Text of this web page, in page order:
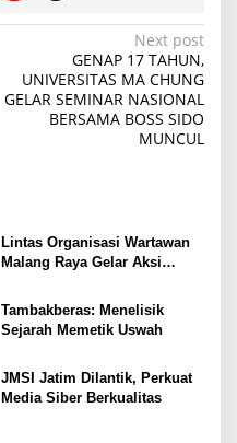
Next post
GENAP 17 TAHUN,
UNIVERSITAS MA CHUNG
GELAR SEMINAR NASIONAL
BERSAMA BOSS SIDO
MUNCUL
Lintas Organisasi Wartawan
Malang Raya Gelar Aksi
Ireng”
Tambakberas: Menelisik
Sejarah Memetik Uswah
JMSI Jatim Dilantik, Perkuat
Media Siber Berkualitas